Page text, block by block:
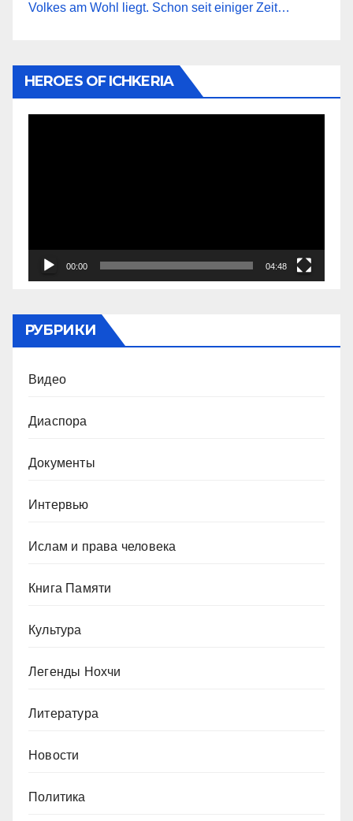
Volkes am Wohl liegt. Schon seit einiger Zeit…
HEROES OF ICHKERIA
00:00 04:48
РУБРИКИ
Видео
Диаспора
Документы
Интервью
Ислам и права человека
Книга Памяти
Культура
Легенды Нохчи
Литература
Новости
Политика